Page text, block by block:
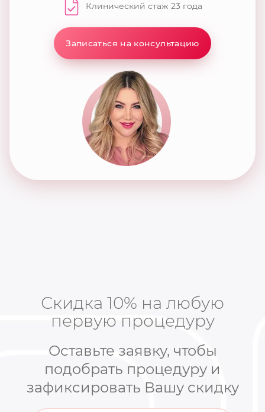
Клинический стаж 23 года
Записаться на консультацию
Скидка 10% на любую
первую процедуру
Оставьте заявку, чтобы
подобрать процедуру и
зафиксировать Вашу скидку